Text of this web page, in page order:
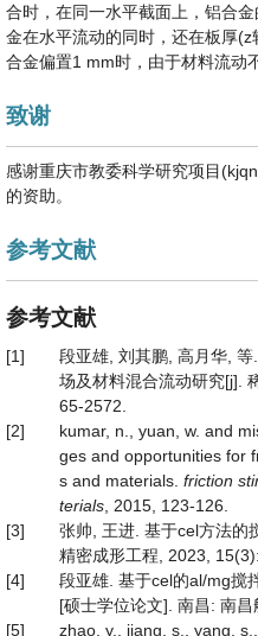
合时，在同一水平截面上，铝合
金在水平流动的同时，还在板厚
合金偏置1 mm时，由于材料流动
致谢
感谢重庆市教委科学研究项目
的资助。
参考文献
参考文献
[1]
段亚雄, 刘其鹏, 高月华,
场及材料混合流动研究[j].
65-2572.
[2]
kumar, n., yuan, w. and
ges and opportunities for
s and materials. friction
terials , 2015, 123-126.
[3]
张帅, 王进. 基于cel方法的
精密成形工程, 2023,
[4]
段亚雄. 基于cel的al/mg搅
[硕士学位论文]. 南昌: 南昌
[5]
zhao, y., jiang, s., yang,